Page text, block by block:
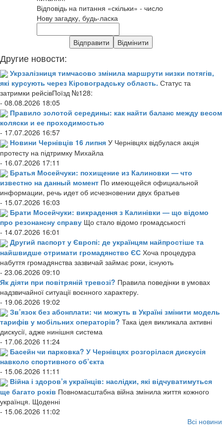
Відповідь на питання «скільки» - число
Нову загадку, будь-ласка
Другие новости:
Укрзалізниця тимчасово змінила маршрути низки потягів,
які курсують через Кіровоградську область. Статус та
затримки рейсівПоїзд №128:
- 08.08.2026 18:05
Правило золотой середины: как найти баланс между весом
коляски и ее проходимостью
- 17.07.2026 16:57
Новини Чернівців 16 липня У Чернівцях відбулася акція
протесту на підтримку Михайла
- 16.07.2026 17:11
Братья Мосейчуки: похищение из Калиновки — что
известно на данный момент По имеющейся официальной
информации, речь идет об исчезновении двух братьев
- 15.07.2026 16:03
Брати Мосейчуки: викрадення з Калинівки — що відомо
про резонансну справу Що стало відомо громадськості
- 14.07.2026 16:01
Другий паспорт у Європі: де українцям найпростіше та
найшвидше отримати громадянство ЄС Хоча процедура
набуття громадянства зазвичай займає роки, існують
- 23.06.2026 09:10
Як діяти при повітряній тревозі? Правила поведінки в умовах
надзвичайної ситуації воєнного характеру.
- 19.06.2026 19:02
Зв’язок без абонплати: чи можуть в Україні змінити модель
тарифів у мобільних операторів? Така ідея викликала активні
дискусії, адже нинішня система
- 17.06.2026 11:24
Басейн чи парковка? У Чернівцях розгорілася дискусія
навколо спортивного об’єкта
- 15.06.2026 11:11
Війна і здоров’я українців: наслідки, які відчуватимуться
ще багато років Повномасштабна війна змінила життя кожного
українця. Щоденні
- 15.06.2026 11:02
Всі новини